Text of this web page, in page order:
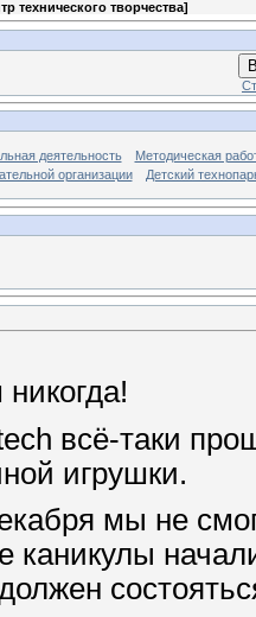
технического творчества]
деятельность
Методическая
организации
Детский
всё-таки
игрушки.
мы не
каникулы